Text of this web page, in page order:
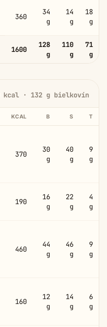
360
34
g
14
g
18
g
1600
128
g
110
g
71
g
kcal · 132 g bielkovín
KCAL B S T
370
30
g
40
g
9
g
190
16
g
22
g
4
g
460
44
g
46
g
9
g
160
12
g
14
g
6
g